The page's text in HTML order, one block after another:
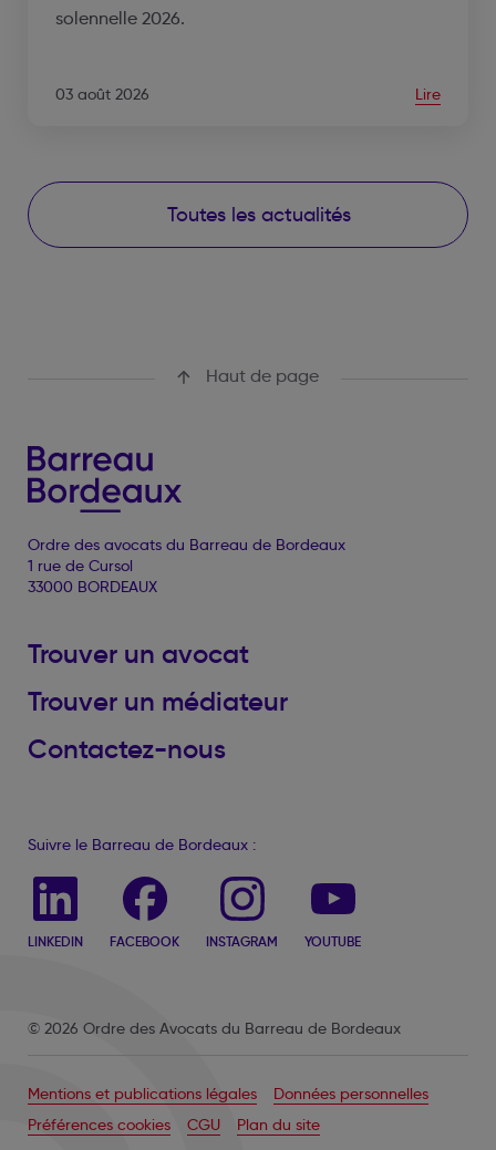
03 août 2026
solennelle 2026.
Lire
Toutes les actualités
Haut de page
Ordre des avocats du Barreau de Bordeaux
1 rue de Cursol
33000 BORDEAUX
Trouver un avocat
Trouver un médiateur
Contactez-nous
Suivre le Barreau de Bordeaux :
LINKEDIN FACEBOOK INSTAGRAM YOUTUBE
© 2026 Ordre des Avocats du Barreau de Bordeaux
Mentions et publications légales
Données personnelles
Préférences cookies
CGU Plan du site